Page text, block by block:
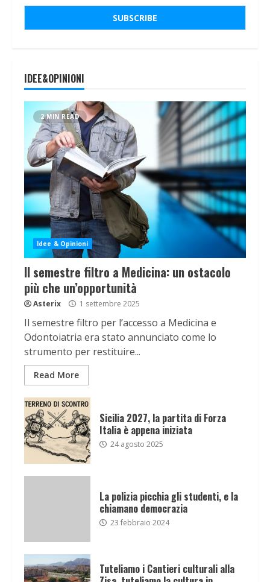
IDEE&OPINIONI
2 MIN READ
Idee & Opinioni
Il semestre filtro a Medicina: un ostacolo
più che un’opportunità
Asterix 1 settembre 2025
Il semestre filtro per l’accesso a Medicina e
Odontoiatria era stato annunciato come lo
strumento per restituire...
Read More
Sicilia 2027, la partita di Forza
Italia è appena iniziata
24 agosto 2025
La polizia picchia gli studenti, e la
chiamano democrazia
23 febbraio 2024
Tuteliamo i Cantieri culturali alla